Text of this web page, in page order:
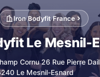
Iron Bodyfit France
Le Mesnil-
Cornu 26 Rue Pierre
Le Mesnil-Esnard